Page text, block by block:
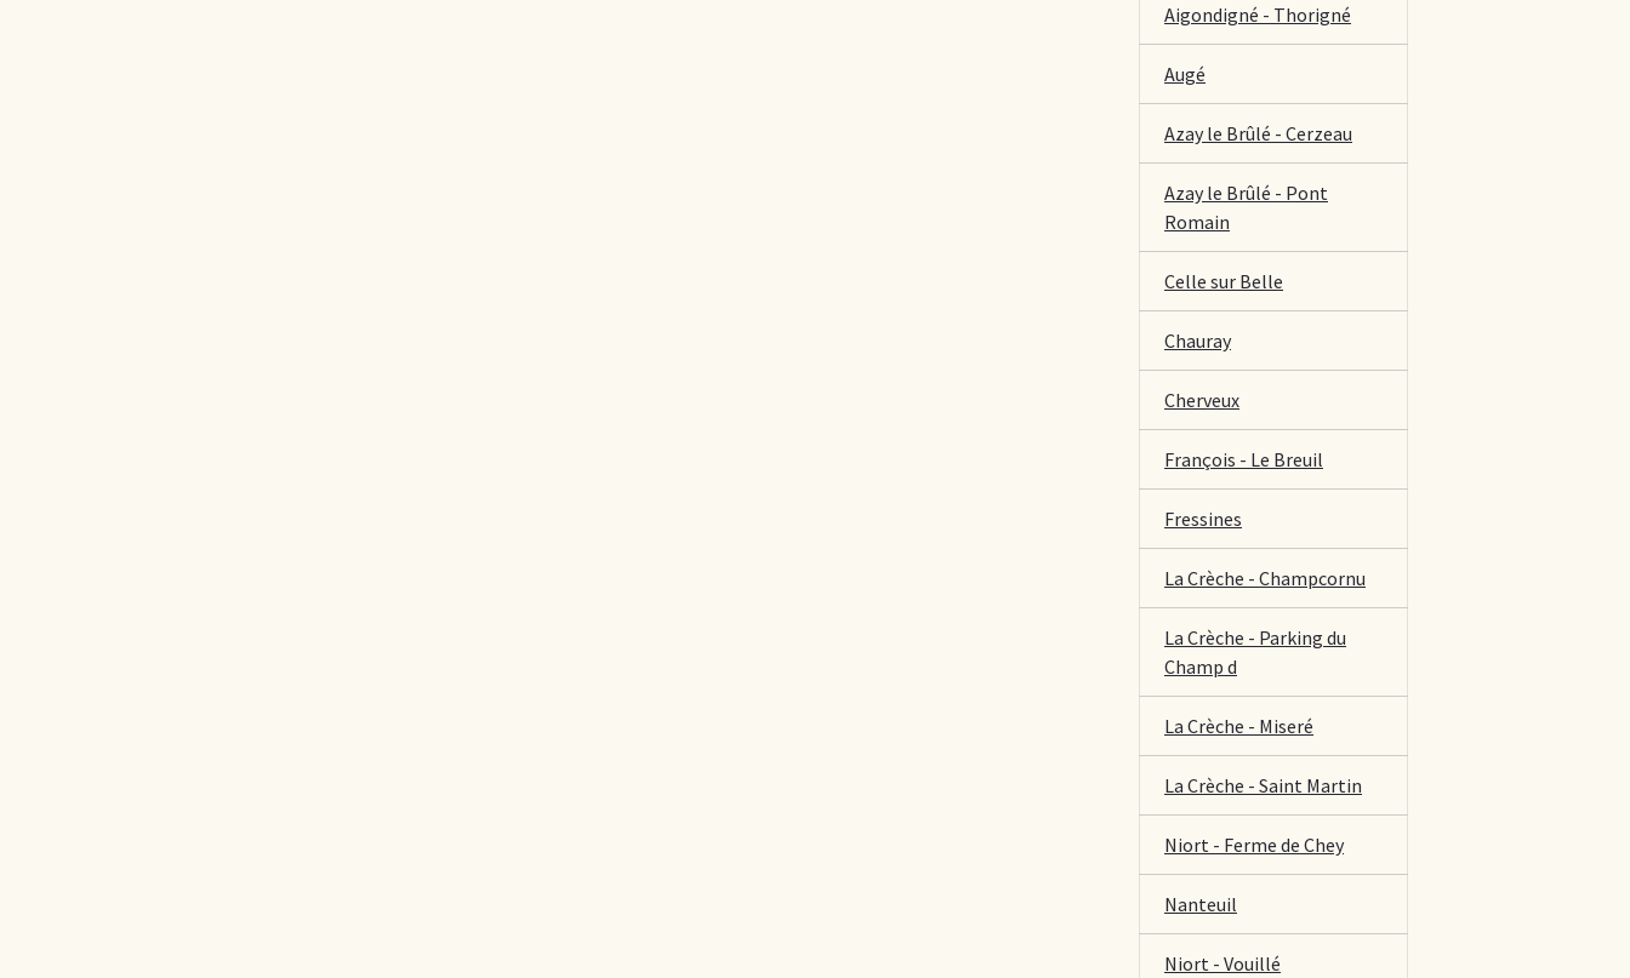
Aigondigné - Thorigné
Augé
Azay le Brûlé - Cerzeau
Azay le Brûlé - Pont
Romain
Celle sur Belle
Chauray
Cherveux
François - Le Breuil
Fressines
La Crèche - Champcornu
La Crèche - Parking du
Champ d
La Crèche - Miseré
La Crèche - Saint Martin
Niort - Ferme de Chey
Nanteuil
Niort - Vouillé